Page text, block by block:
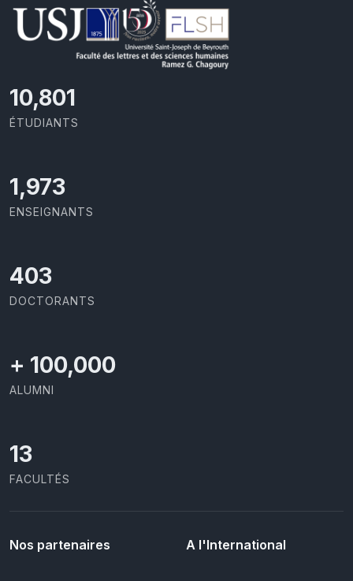
11,418
ÉTUDIANTS
2,086
ENSEIGNANTS
426
DOCTORANTS
+ 100,000
ALUMNI
13
FACULTÉS
Nos partenaires A l'International